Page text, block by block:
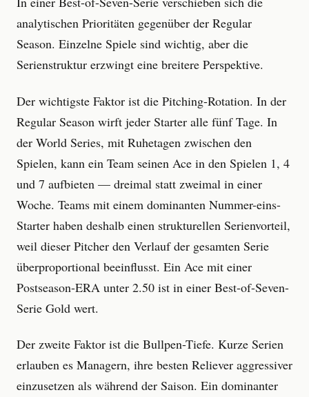
analytischen Prioritäten gegenüber der Regular
Season. Einzelne Spiele sind wichtig, aber die
Serienstruktur erzwingt eine breitere Perspektive.
Der wichtigste Faktor ist die Pitching-Rotation. In der
Regular Season wirft jeder Starter alle fünf Tage. In
der World Series, mit Ruhetagen zwischen den
Spielen, kann ein Team seinen Ace in den Spielen 1, 4
und 7 aufbieten — dreimal statt zweimal in einer
Woche. Teams mit einem dominanten Nummer-eins-
Starter haben deshalb einen strukturellen Serienvorteil,
weil dieser Pitcher den Verlauf der gesamten Serie
überproportional beeinflusst. Ein Ace mit einer
Postseason-ERA unter 2.50 ist in einer Best-of-Seven-
Serie Gold wert.
Der zweite Faktor ist die Bullpen-Tiefe. Kurze Serien
erlauben es Managern, ihre besten Reliever aggressiver
einzusetzen als während der Saison. Ein dominanter